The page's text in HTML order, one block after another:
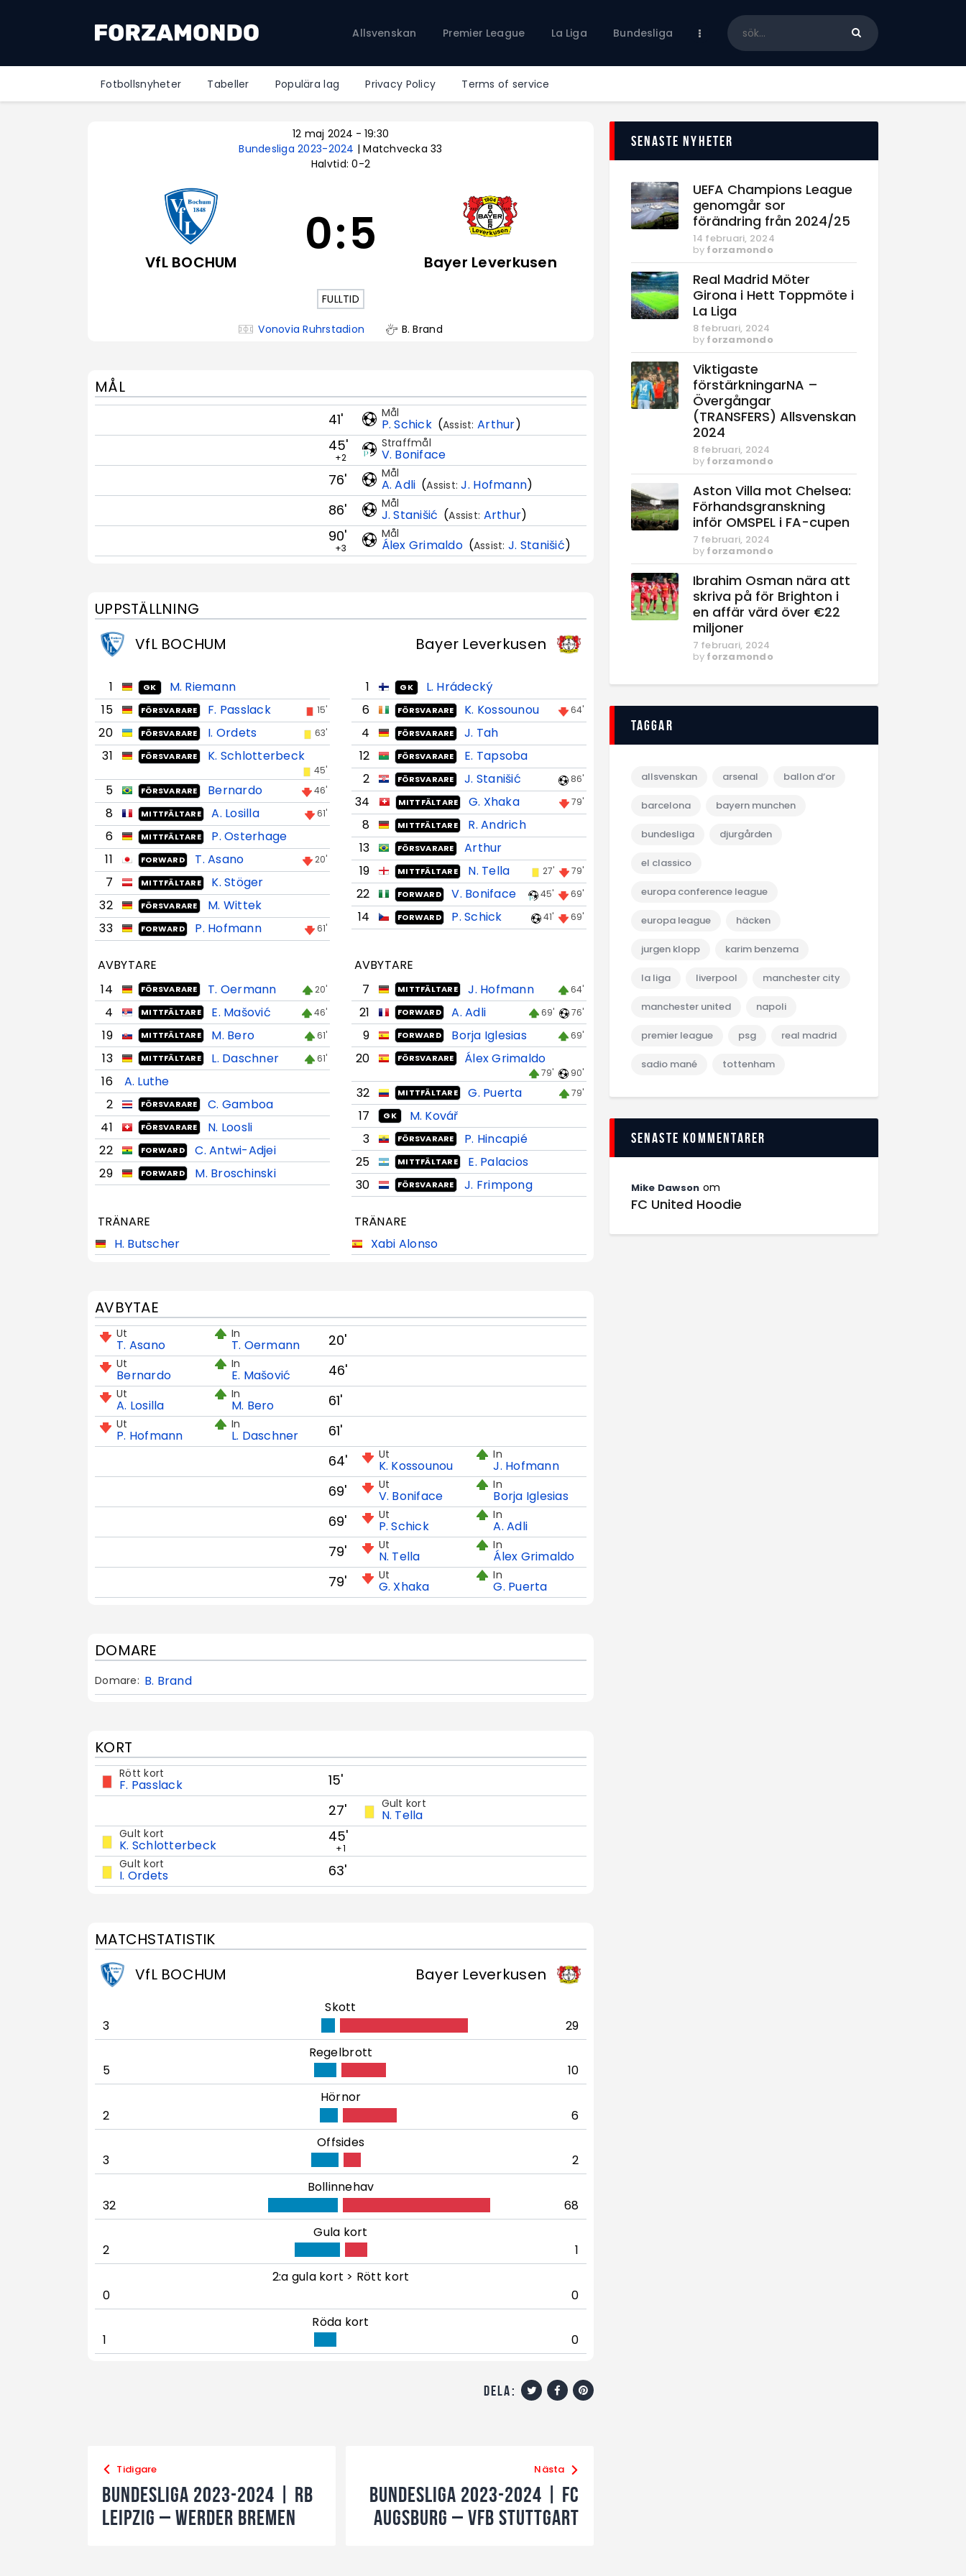
Allsvenskan Premier League La Liga Bundesliga
Fotbollsnyheter Tabeller Populära lag Privacy Policy Terms of service
Premier League
La Liga
Bundesliga
Ligue 1
12 maj 2024 - 19:30
Bundesliga 2023-2024 | Matchvecka 33
Halvtid: 0-2
VfL BOCHUM 0:5 Bayer Leverkusen
FULLTID
Vonovia Ruhrstadion B. Brand
MÅL
41' Mål
P. Schick (Assist: Arthur)
45'
+2
Straffmål
V. Boniface
76' Mål
A. Adli (Assist: J. Hofmann)
86' Mål
J. Stanišić (Assist: Arthur)
90'
+3
Mål
Álex Grimaldo (Assist: J. Stanišić)
UPPSTÄLLNING
VfL BOCHUM
1 GK
M. Riemann
15
FÖRSVARARE F. Passlack 15'
20 FÖRSVARARE I. Ordets 63'
31 FÖRSVARARE K. Schlotterbeck
45'
5 FÖRSVARARE Bernardo 46'
8 MITTFÄLTARE A. Losilla 61'
6 MITTFÄLTARE
P. Osterhage
11
FORWARD T. Asano 20'
7 MITTFÄLTARE
K. Stöger
32
FÖRSVARARE
M. Wittek
33
FORWARD P. Hofmann 61'
AVBYTARE
14
FÖRSVARARE T. Oermann 20'
4 MITTFÄLTARE E. Mašović 46'
19 MITTFÄLTARE M. Bero 61'
13 MITTFÄLTARE L. Daschner 61'
16
A. Luthe
2
FÖRSVARARE
C. Gamboa
41
FÖRSVARARE
N. Loosli
22
FORWARD
C. Antwi-Adjei
29
FORWARD M. Broschinski
TRÄNARE
H. Butscher
Bayer Leverkusen
1 GK
L. Hrádecký
6
FÖRSVARARE K. Kossounou 64'
4 FÖRSVARARE
J. Tah
12
FÖRSVARARE
E. Tapsoba
2
FÖRSVARARE J. Stanišić 86'
34 MITTFÄLTARE G. Xhaka 79'
8 MITTFÄLTARE
R. Andrich
13
FÖRSVARARE
Arthur
19
MITTFÄLTARE N. Tella 27' 79'
22 FORWARD V. Boniface 45' 69'
14 FORWARD P. Schick 41' 69'
AVBYTARE
7
MITTFÄLTARE J. Hofmann 64'
21 FORWARD A. Adli 69' 76'
9 FORWARD Borja Iglesias 69'
20 FÖRSVARARE Álex Grimaldo
79' 90'
32 MITTFÄLTARE G. Puerta 79'
17 GK
M. Kovář
3
FÖRSVARARE
P. Hincapié
25
MITTFÄLTARE
E. Palacios
30
FÖRSVARARE J. Frimpong
TRÄNARE
Xabi Alonso
AVBYTAE
Ut
T. Asano
In
T. Oermann 20'
Ut
Bernardo
In
E. Mašović 46'
Ut
A. Losilla
In
M. Bero 61'
Ut
P. Hofmann
In
L. Daschner
61'
64'
Ut
K. Kossounou
In
J. Hofmann
69' Ut
V. Boniface
In
Borja Iglesias
69' Ut
P. Schick
In
A. Adli
79' Ut
N. Tella
In
Álex Grimaldo
79' Ut
G. Xhaka
In
G. Puerta
DOMARE
Domare: B. Brand
KORT
Rött kort
F. Passlack
15'
27'
Gult kort
N. Tella
Gult kort
K. Schlotterbeck
45'
+1
Gult kort
I. Ordets 63'
MATCHSTATISTIK
VfL BOCHUM
Bayer Leverkusen
Skott
3
29
Regelbrott
5
10
Hörnor
2
6
Offsides
3
2
Bollinnehav
32
68
Gula kort
2
1
2:a gula kort > Rött kort
0
0
Röda kort
1
0
dela:
Tidigare
Bundesliga 2023-2024 | RB
Leipzig – Werder Bremen
Nästa
Bundesliga 2023-2024 | FC
Augsburg – VfB Stuttgart
Senaste nyheter
UEFA Champions League
genomgår sor
förändring från 2024/25
14 februari, 2024
by forzamondo
Real Madrid Möter
Girona i Hett Toppmöte i
La Liga
8 februari, 2024
by forzamondo
Viktigaste
förstärkningarNA –
Övergångar
(TRANSFERS) Allsvenskan
2024
8 februari, 2024
by forzamondo
Aston Villa mot Chelsea:
Förhandsgranskning
inför OMSPEL i FA-cupen
7 februari, 2024
by forzamondo
Ibrahim Osman nära att
skriva på för Brighton i
en affär värd över €22
miljoner
7 februari, 2024
by forzamondo
Taggar
allsvenskan arsenal ballon d‘or
barcelona bayern munchen
bundesliga djurgården
el classico
europa conference league
europa league häcken
jurgen klopp karim benzema
la liga liverpool manchester city
manchester united napoli
premier league psg real madrid
sadio mané tottenham
Senaste kommentarer
Mike Dawson om
FC United Hoodie